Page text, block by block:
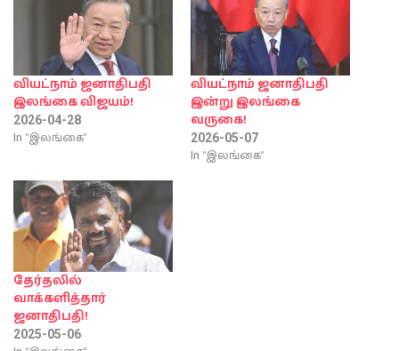
வியட்நாம் ஜனாதிபதி
இலங்கை விஜயம்!
2026-04-28
In "இலங்கை"
வியட்நாம் ஜனாதிபதி
இன்று இலங்கை
வருகை!
2026-05-07
In "இலங்கை"
தேர்தலில்
வாக்களித்தார்
ஜனாதிபதி!
2025-05-06